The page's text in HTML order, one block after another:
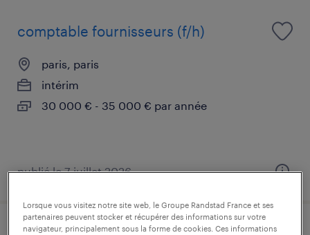
comptable fournisseurs (f/h)
paris, paris
intérim
30 000 € - 35 000 € par année
publié le 7 juillet 2026
Lorsque vous visitez notre site web, le Groupe Randstad France et ses
partenaires peuvent stocker et récupérer des informations sur votre
navigateur, principalement sous la forme de cookies. Ces informations